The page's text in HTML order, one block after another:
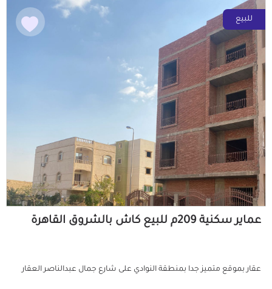
للبيع
عماير سكنية 209م للبيع كاش بالشروق القاهرة
عقار بموقع متميز جدا بمنطقة النوادي على شارع جمال عبدالناصر العقار